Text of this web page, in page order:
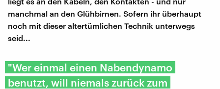
manchmal an den Glühbirnen. Sofern ihr überhaupt
noch mit dieser altertümlichen Technik unterwegs
seid...
"Wer einmal einen Nabendynamo
benutzt, will niemals zurück zum